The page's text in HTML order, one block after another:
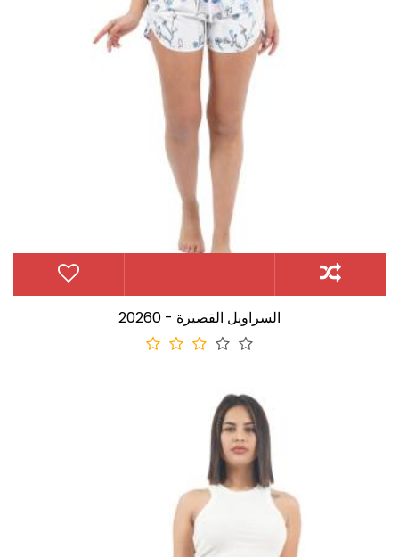
20260 - السراويل القصيرة